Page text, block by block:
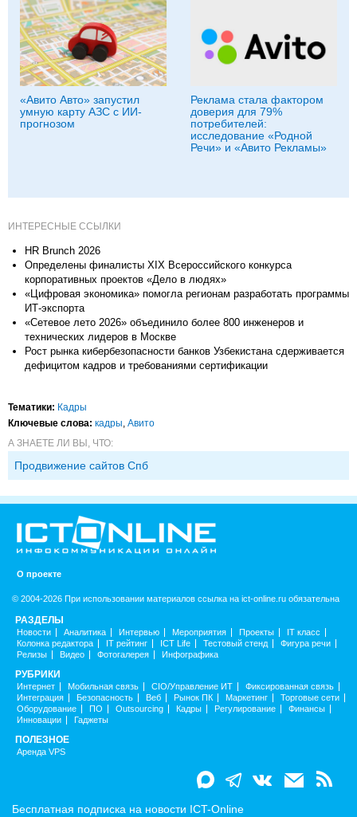
«Авито Авто» запустил
умную карту АЗС с ИИ-
прогнозом
Реклама стала фактором
доверия для 79%
потребителей:
исследование «Родной
Речи» и «Авито Рекламы»
ИНТЕРЕСНЫЕ ССЫЛКИ
HR Brunch 2026
Определены финалисты XIX Всероссийского конкурса
корпоративных проектов «Дело в людях»
«Цифровая экономика» помогла регионам разработать программы
ИТ-экспорта
«Сетевое лето 2026» объединило более 800 инженеров и
технических лидеров в Москве
Рост рынка кибербезопасности банков Узбекистана сдерживается
дефицитом кадров и требованиями сертификации
Тематики: Кадры
Ключевые слова: кадры, Авито
А ЗНАЕТЕ ЛИ ВЫ, ЧТО:
Продвижение сайтов Спб
О проекте
© 2004-2026 При использовании материалов ссылка на ict-online.ru обязательна
РАЗДЕЛЫ
Новости Аналитика Интервью Мероприятия Проекты
IT класс
Колонка редактора
IT рейтинг ICT Life Тестовый стенд
Фигура речи
Релизы
Видео Фотогалерея Инфографика
РУБРИКИ
Интернет Мобильная связь CIO/Управление ИТ
Фиксированная связь
Интеграция
Безопасность Веб Рынок ПК Маркетинг
Торговые сети
Оборудование
ПО Outsourcing Кадры Регулирование
Финансы
Инновации
Гаджеты
ПОЛЕЗНОЕ
Аренда VPS
Бесплатная подписка на новости ICT-Online